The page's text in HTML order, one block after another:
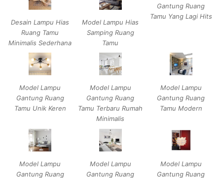
Desain Lampu Hias
Ruang Tamu
Minimalis Sederhana
Model Lampu Hias
Samping Ruang
Tamu
Gantung Ruang
Tamu Yang Lagi Hits
Model Lampu
Gantung Ruang
Tamu Unik Keren
Model Lampu
Gantung Ruang
Tamu Terbaru Rumah
Minimalis
Model Lampu
Gantung Ruang
Tamu Modern
Model Lampu
Gantung Ruang
Model Lampu
Gantung Ruang
Model Lampu
Gantung Ruang